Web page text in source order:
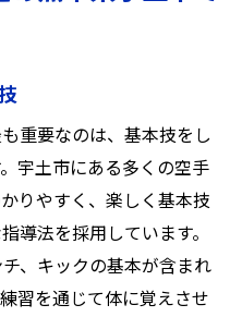
の重要性
初心者に提供する健
安全対策
ムアップの重要性
防方法
イルのための空手
自己防衛のスキル
重要なのは、基本技をし
宇土市にある多くの空手
りやすく、楽しく基本技
導法を採用しています。
、キックの基本が含まれ
習を通じて体に覚えさせ